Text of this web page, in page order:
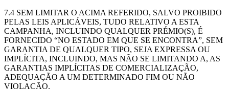
7.4 SEM LIMITAR O ACIMA REFERIDO, SALVO PROIBIDO
PELAS LEIS APLICÁVEIS, TUDO RELATIVO A ESTA
CAMPANHA, INCLUINDO QUALQUER PRÉMIO(S), É
FORNECIDO “NO ESTADO EM QUE SE ENCONTRA”, SEM
GARANTIA DE QUALQUER TIPO, SEJA EXPRESSA OU
IMPLÍCITA, INCLUINDO, MAS NÃO SE LIMITANDO A, AS
GARANTIAS IMPLÍCITAS DE COMERCIALIZAÇÃO,
ADEQUAÇÃO A UM DETERMINADO FIM OU NÃO
VIOLAÇÃO.